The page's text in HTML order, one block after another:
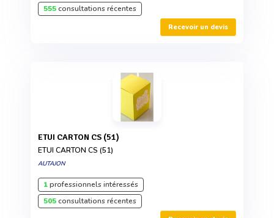
555consultations récentes
Recevoir un devis
ETUI CARTON CS (51)
ETUI CARTON CS (51)
AUTAJON
1professionnels intéressés
505consultations récentes